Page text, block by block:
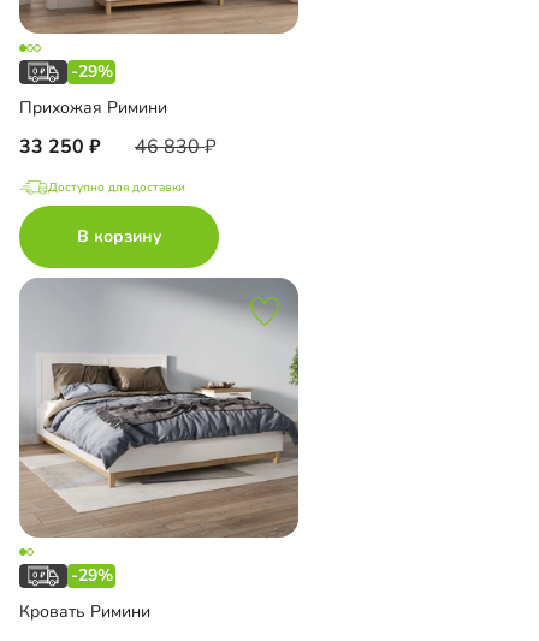
-29%
Прихожая Римини
33 250 46 830
Доступно для доставки
В корзину
-29%
Кровать Римини